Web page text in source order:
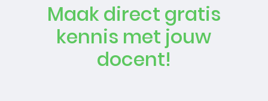
Maak direct gratis
kennis met jouw
docent!